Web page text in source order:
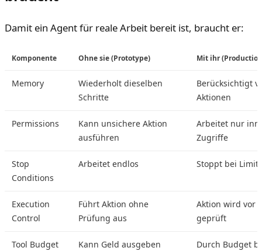
Damit ein Agent für reale Arbeit bereit ist, braucht er:
Komponente Ohne sie (Prototype) Mit ihr
Memory
Wiederholt dieselben
Schritte
Berücksichtigt
Aktionen
Permissions
Kann unsichere Aktion
ausführen
Arbeitet nur
Zugriffe
Stop
Conditions
Arbeitet endlos Stoppt bei Limit
Execution
Control
Führt Aktion ohne
Prüfung aus
Aktion wird vor
geprüft
Tool Budget Kann Geld ausgeben Durch Budget